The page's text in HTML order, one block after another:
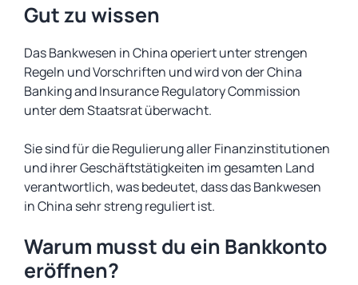
Gut zu wissen
Das Bankwesen in China operiert unter strengen
Regeln und Vorschriften und wird von der China
Banking and Insurance Regulatory Commission
unter dem Staatsrat überwacht.
Sie sind für die Regulierung aller Finanzinstitutionen
und ihrer Geschäftstätigkeiten im gesamten Land
verantwortlich, was bedeutet, dass das Bankwesen
in China sehr streng reguliert ist.
Warum musst du ein Bankkonto
eröffnen?